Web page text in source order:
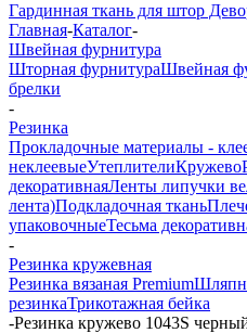
Гардинная ткань для штор
Главная-Каталог-
Швейная фурнитура
Шторная фурнитураШвейная
брелки
-
Резинка
Прокладочные материалы -
неклеевыеУтеплителиКружево
декоративнаяЛенты липучки
лента)Подкладочная ткань
упаковочныеТесьма
-
Резинка кружевная
Резинка вязаная Premium
резинкаТрикотажная бейка
-Резинка кружево 1043S